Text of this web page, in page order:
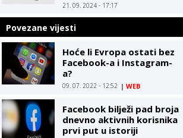
21. 09. 2024 - 17:17
Povezane vijesti
Hoće li Evropa ostati bez
Facebook-a i Instagram-
a?
09. 07. 2022 - 12:52 | WEB
Facebook bilježi pad broja
dnevno aktivnih korisnika
prvi put u istoriji